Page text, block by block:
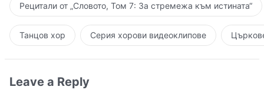
Рецитали от „Словото, Том 7: За стремежа към истината“
Танцов хор Серия хорови видеоклипове
Leave a Reply